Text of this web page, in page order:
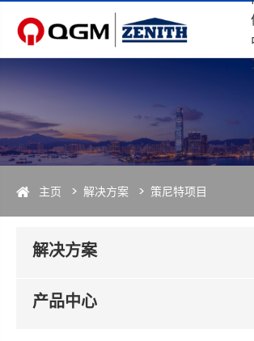
主页 解决方案 策尼特项目
解决方案
产品中心